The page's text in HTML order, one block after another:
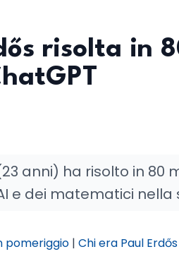
risolta in
anni) ha risolto in
e dei matematici
pomeriggio | Chi era Paul